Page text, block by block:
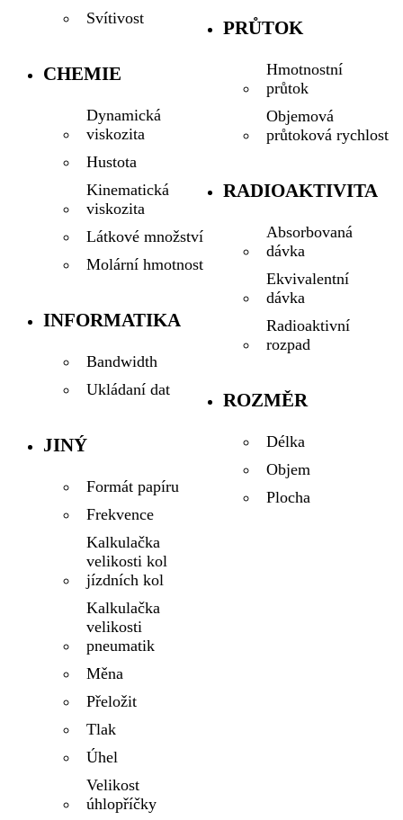
Svítivost
CHEMIE
Dynamická
viskozita
Hustota
Kinematická
viskozita
Látkové množství
Molární hmotnost
INFORMATIKA
Bandwidth
Ukládaní dat
JINÝ
Formát papíru
Frekvence
Kalkulačka
velikosti kol
jízdních kol
Kalkulačka
velikosti
pneumatik
Měna
Přeložit
Tlak
Úhel
Velikost
úhlopříčky
PRŮTOK
Hmotnostní
průtok
Objemová
průtoková rychlost
RADIOAKTIVITA
Absorbovaná
dávka
Ekvivalentní
dávka
Radioaktivní
rozpad
ROZMĚR
Délka
Objem
Plocha